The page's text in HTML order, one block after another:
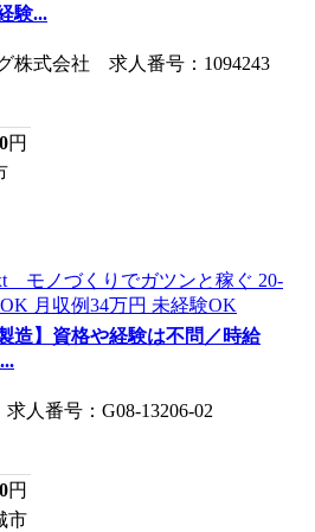
験...
株式会社 求人番号：1094243
円
造】資格や経験は不問／時給
人番号：G08-13206-02
円
市